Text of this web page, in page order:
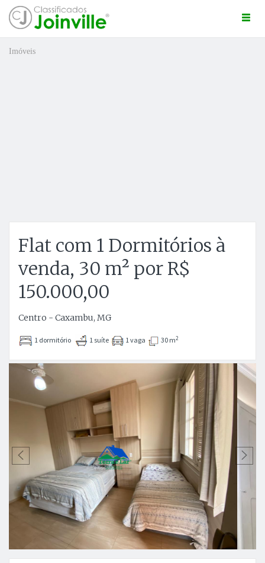
Imóveis
Flat com 1 Dormitórios à
venda, 30 m² por R$
150.000,00
Centro - Caxambu, MG
1 dormitório 1 suíte 1 vaga 30 m2
Anterior
GRÁTIS